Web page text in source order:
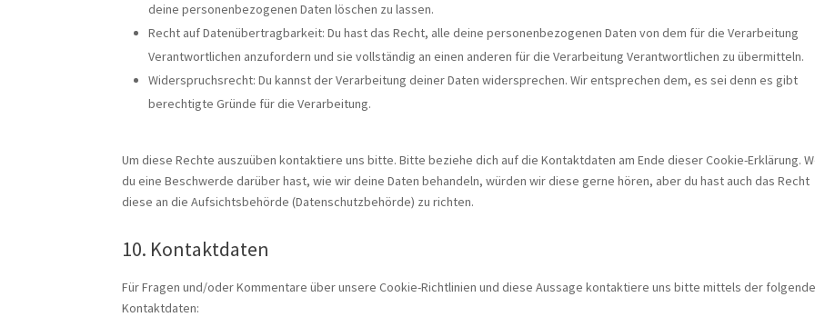
deine personenbezogenen Daten löschen zu lassen.
Recht auf Datenübertragbarkeit: Du hast das Recht, alle deine personenbezogenen Daten von dem für die Verarbeitung
Verantwortlichen anzufordern und sie vollständig an einen anderen für die Verarbeitung Verantwortlichen zu übermitteln.
Widerspruchsrecht: Du kannst der Verarbeitung deiner Daten widersprechen. Wir entsprechen dem, es sei denn es gibt
berechtigte Gründe für die Verarbeitung.
Um diese Rechte auszuüben kontaktiere uns bitte. Bitte beziehe dich auf die Kontaktdaten am Ende dieser Cookie-Erklärung.
du eine Beschwerde darüber hast, wie wir deine Daten behandeln, würden wir diese gerne hören, aber du hast auch das Recht
diese an die Aufsichtsbehörde (Datenschutzbehörde) zu richten.
10. Kontaktdaten
Für Fragen und/oder Kommentare über unsere Cookie-Richtlinien und diese Aussage kontaktiere uns bitte mittels der
Kontaktdaten: